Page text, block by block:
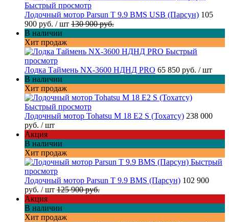
Быстрый просмотр
Лодочный мотор Parsun T 9.9 BMS USB (Парсун) 105
900 руб. / шт 130 900 руб.
В наличии
Хит продаж
Быстрый
просмотр
Лодка Таймень NX-3600 НДНД PRO 65 850 руб. / шт
В наличии
Хит продаж
Быстрый просмотр
Лодочный мотор Tohatsu M 18 E2 S (Тохатсу) 238 000
руб. / шт
Акция
В наличии
Хит продаж
Быстрый
просмотр
Лодочный мотор Parsun T 9.9 BMS (Парсун) 102 900
руб. / шт 125 900 руб.
Акция
В наличии
Хит продаж